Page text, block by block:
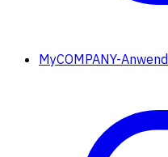
MyCOMPANY-